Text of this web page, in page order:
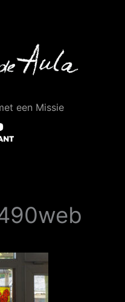
een Missie